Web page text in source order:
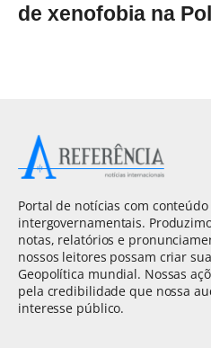
de xenofobia na
Portal de notícias com
intergovernamentais.
notas, relatórios e
nossos leitores possam criar
Geopolítica mundial. Nossas
pela credibilidade que nossa
interesse público.